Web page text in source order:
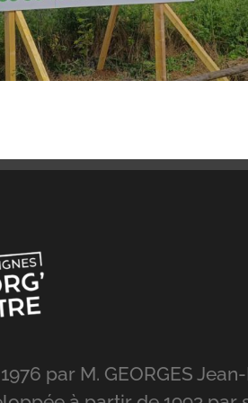
par M. GEORGES